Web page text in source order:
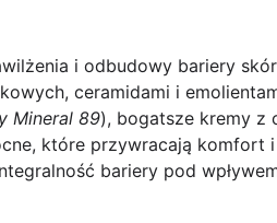
i odbudowy bariery
ceramidami i
Mineral 89), bogatsze kremy z
które przywracają komfort
bariery pod